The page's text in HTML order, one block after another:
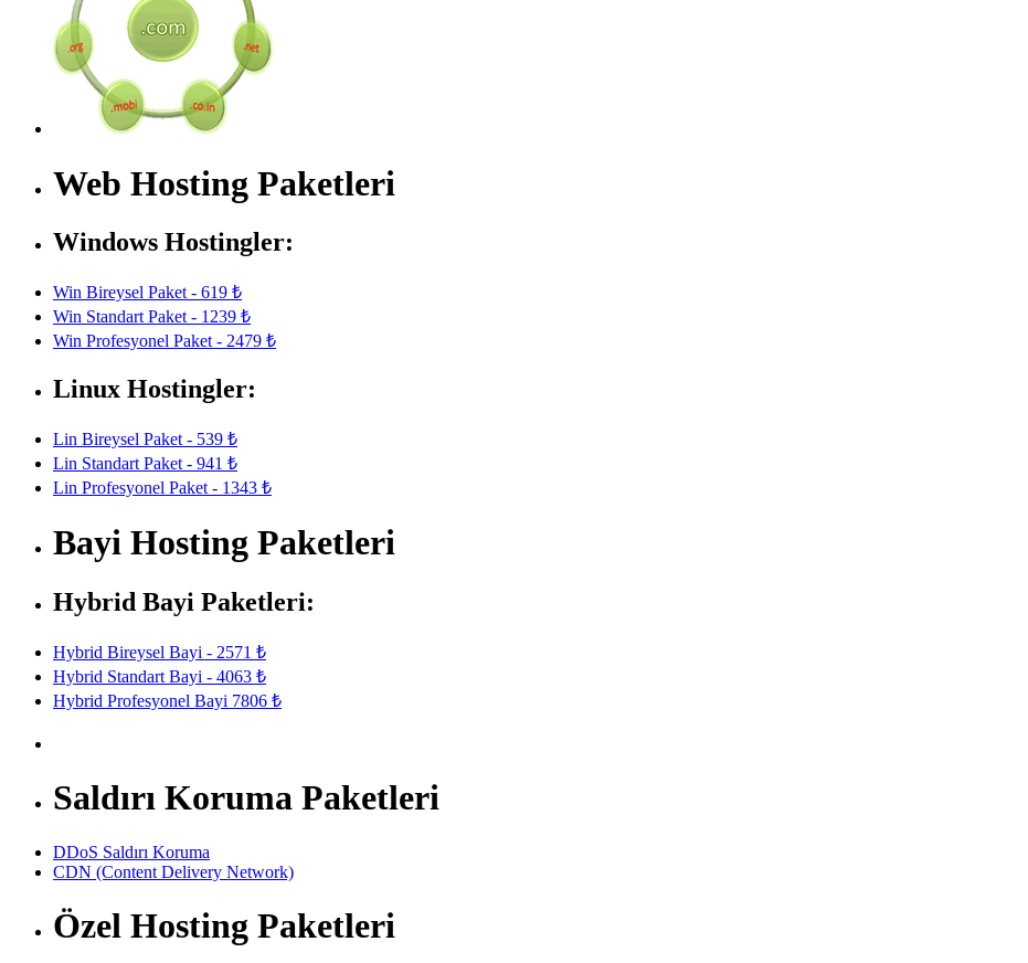
Web Hosting Paketleri
Windows Hostingler:
Win Bireysel Paket - 619 ₺
Win Standart Paket - 1239 ₺
Win Profesyonel Paket - 2479 ₺
Linux Hostingler:
Lin Bireysel Paket - 539 ₺
Lin Standart Paket - 941 ₺
Lin Profesyonel Paket - 1343 ₺
Bayi Hosting Paketleri
Hybrid Bayi Paketleri:
Hybrid Bireysel Bayi - 2571 ₺
Hybrid Standart Bayi - 4063 ₺
Hybrid Profesyonel Bayi 7806 ₺
Saldırı Koruma Paketleri
DDoS Saldırı Koruma
CDN (Content Delivery Network)
Özel Hosting Paketleri